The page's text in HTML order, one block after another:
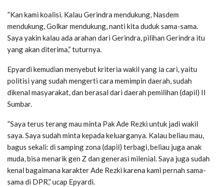
“Kan kami koalisi. Kalau Gerindra mendukung, Nasdem
mendukung, Golkar mendukung, nanti kita duduk sama-sama.
Saya yakin kalau ada arahan dari Gerindra, pilihan Gerindra itu
yang akan diterima,” tuturnya.
Epyardi kemudian menyebut kriteria wakil yang ia cari, yaitu
politisi yang sudah mengerti cara memimpin daerah, sudah
dikenal masyarakat, dan berasal dari daerah pemilihan (dapil) II
Sumbar.
“Saya terus terang mau minta Pak Ade Rezki untuk jadi wakil
saya. Saya sudah minta kepada keluarganya. Kalau beliau mau,
bagus sekali: di samping zona (dapil) terbagi, beliau juga anak
muda, bisa menarik gen Z dan generasi milenial. Saya juga sudah
kenal bagaimana karakter Ade Rezki karena kami pernah sama-
sama di DPR,” ucap Epyardi.